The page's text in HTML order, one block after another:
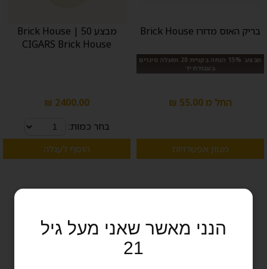
בריק האוס מדורו Brick House
מבצע: 15% הנחה בקניית 20 ומעלה סיגרים
בעבודת יד
החל מ 55.00 ₪
מגוון אפשרויות
מבצע Brick House | 50
CIGARS Brick House
2400.00 ₪
בחר כמות:
הוסף לעגלה
הנני מאשר שאני מעל גיל
21